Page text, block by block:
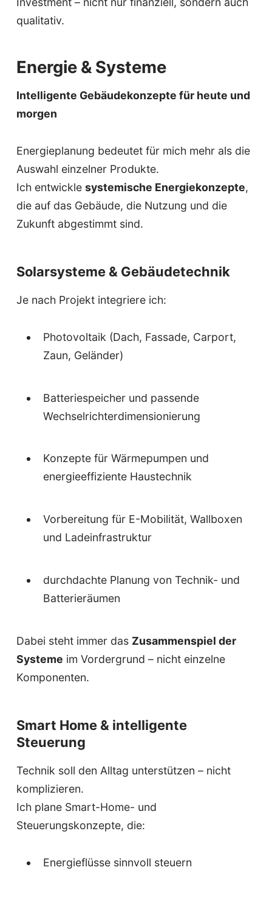
qualitativ.
Energie & Systeme
Intelligente Gebäudekonzepte für heute und
morgen
Energieplanung bedeutet für mich mehr als die
Auswahl einzelner Produkte.
Ich entwickle systemische Energiekonzepte,
die auf das Gebäude, die Nutzung und die
Zukunft abgestimmt sind.
Solarsysteme & Gebäudetechnik
Je nach Projekt integriere ich:
Photovoltaik (Dach, Fassade, Carport,
Zaun, Geländer)
Batteriespeicher und passende
Wechselrichterdimensionierung
Konzepte für Wärmepumpen und
energieeffiziente Haustechnik
Vorbereitung für E-Mobilität, Wallboxen
und Ladeinfrastruktur
durchdachte Planung von Technik- und
Batterieräumen
Dabei steht immer das Zusammenspiel der
Systeme im Vordergrund – nicht einzelne
Komponenten.
Smart Home & intelligente
Steuerung
Technik soll den Alltag unterstützen – nicht
komplizieren.
Ich plane Smart-Home- und
Steuerungskonzepte, die:
Energieflüsse sinnvoll steuern